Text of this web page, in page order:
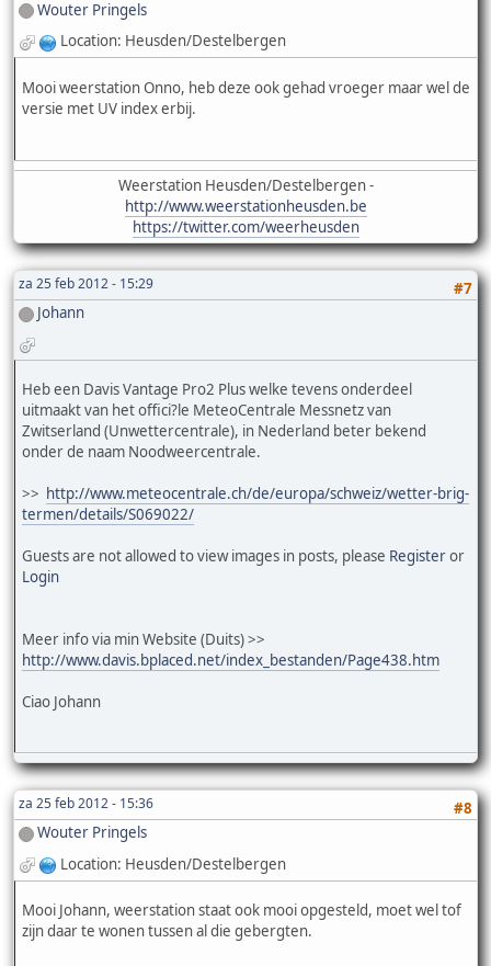
Wouter Pringels
Location: Heusden/Destelbergen
Mooi weerstation Onno, heb deze ook gehad vroeger maar wel de
versie met UV index erbij.
Weerstation Heusden/Destelbergen -
http://www.weerstationheusden.be
https://twitter.com/weerheusden
za 25 feb 2012 - 15:29
#7
Johann
Heb een Davis Vantage Pro2 Plus welke tevens onderdeel
uitmaakt van het offici?le MeteoCentrale Messnetz van
Zwitserland (Unwettercentrale), in Nederland beter bekend
onder de naam Noodweercentrale.
>> http://www.meteocentrale.ch/de/europa/schweiz/wetter-brig-
termen/details/S069022/
Guests are not allowed to view images in posts, please Registeror
Login
Meer info via min Website (Duits) >>
http://www.davis.bplaced.net/index_bestanden/Page438.htm
Ciao Johann
za 25 feb 2012 - 15:36
#8
Wouter Pringels
Location: Heusden/Destelbergen
Mooi Johann, weerstation staat ook mooi opgesteld, moet wel tof
zijn daar te wonen tussen al die gebergten.